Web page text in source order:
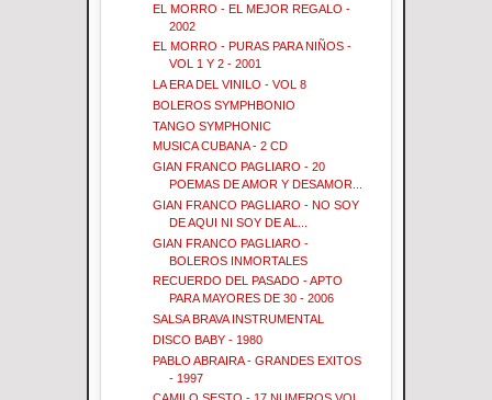
EL MORRO - EL MEJOR REGALO -
2002
EL MORRO - PURAS PARA NIÑOS -
VOL 1 Y 2 - 2001
LA ERA DEL VINILO - VOL 8
BOLEROS SYMPHBONIO
TANGO SYMPHONIC
MUSICA CUBANA - 2 CD
GIAN FRANCO PAGLIARO - 20
POEMAS DE AMOR Y DESAMOR...
GIAN FRANCO PAGLIARO - NO SOY
DE AQUI NI SOY DE AL...
GIAN FRANCO PAGLIARO -
BOLEROS INMORTALES
RECUERDO DEL PASADO - APTO
PARA MAYORES DE 30 - 2006
SALSA BRAVA INSTRUMENTAL
DISCO BABY - 1980
PABLO ABRAIRA - GRANDES EXITOS
- 1997